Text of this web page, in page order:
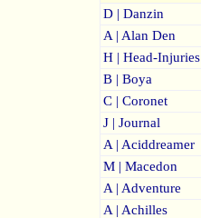
D | Danzin
A | Alan Den
H | Head-Injuries
B | Boya
C | Coronet
J | Journal
A | Aciddreamer
M | Macedon
A | Adventure
A | Achilles